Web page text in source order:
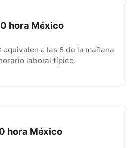
hora México
equivalen a las 8 de la mañana
laboral típico.
hora México